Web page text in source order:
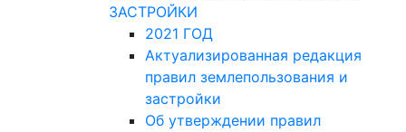
ЗАСТРОЙКИ
2021 ГОД
Актуализированная редакция
правил землепользования и
застройки
Об утверждении правил